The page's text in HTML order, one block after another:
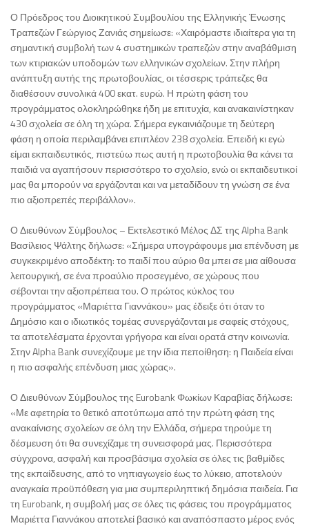
Ο Πρόεδρος του Διοικητικού Συμβουλίου της Ελληνικής Ένωσης
Τραπεζών Γεώργιος Ζανιάς σημείωσε: «Χαιρόμαστε ιδιαίτερα για τη
σημαντική συμβολή των 4 συστημικών τραπεζών στην αναβάθμιση
των κτιριακών υποδομών των ελληνικών σχολείων. Στην πλήρη
ανάπτυξη αυτής της πρωτοβουλίας, οι τέσσερις τράπεζες θα
διαθέσουν συνολικά 400 εκατ. ευρώ. Η πρώτη φάση του
προγράμματος ολοκληρώθηκε ήδη με επιτυχία, και ανακαινίστηκαν
430 σχολεία σε όλη τη χώρα. Σήμερα εγκαινιάζουμε τη δεύτερη
φάση η οποία περιλαμβάνει επιπλέον 238 σχολεία. Επειδή κι εγώ
είμαι εκπαιδευτικός, πιστεύω πως αυτή η πρωτοβουλία θα κάνει τα
παιδιά να αγαπήσουν περισσότερο το σχολείο, ενώ οι εκπαιδευτικοί
μας θα μπορούν να εργάζονται και να μεταδίδουν τη γνώση σε ένα
πιο αξιοπρεπές περιβάλλον».
Ο Διευθύνων Σύμβουλος – Εκτελεστικό Μέλος ΔΣ της Alpha Bank
Βασίλειος Ψάλτης δήλωσε: «Σήμερα υπογράφουμε μια επένδυση με
συγκεκριμένο αποδέκτη: το παιδί που αύριο θα μπει σε μια αίθουσα
λειτουργική, σε ένα προαύλιο προσεγμένο, σε χώρους που
σέβονται την αξιοπρέπεια του. Ο πρώτος κύκλος του
προγράμματος «Μαριέττα Γιαννάκου» μας έδειξε ότι όταν το
Δημόσιο και ο ιδιωτικός τομέας συνεργάζονται με σαφείς στόχους,
τα αποτελέσματα έρχονται γρήγορα και είναι ορατά στην κοινωνία.
Στην Alpha Bank συνεχίζουμε με την ίδια πεποίθηση: η Παιδεία είναι
η πιο ασφαλής επένδυση μιας χώρας».
Ο Διευθύνων Σύμβουλος της Eurobank Φωκίων Καραβίας δήλωσε:
«Με αφετηρία το θετικό αποτύπωμα από την πρώτη φάση της
ανακαίνισης σχολείων σε όλη την Ελλάδα, σήμερα τηρούμε τη
δέσμευση ότι θα συνεχίζαμε τη συνεισφορά μας. Περισσότερα
σύγχρονα, ασφαλή και προσβάσιμα σχολεία σε όλες τις βαθμίδες
της εκπαίδευσης, από το νηπιαγωγείο έως το λύκειο, αποτελούν
αναγκαία προϋπόθεση για μια συμπεριληπτική δημόσια παιδεία. Για
τη Eurobank, η συμβολή μας σε όλες τις φάσεις του προγράμματος
Μαριέττα Γιαννάκου αποτελεί βασικό και αναπόσπαστο μέρος ενός